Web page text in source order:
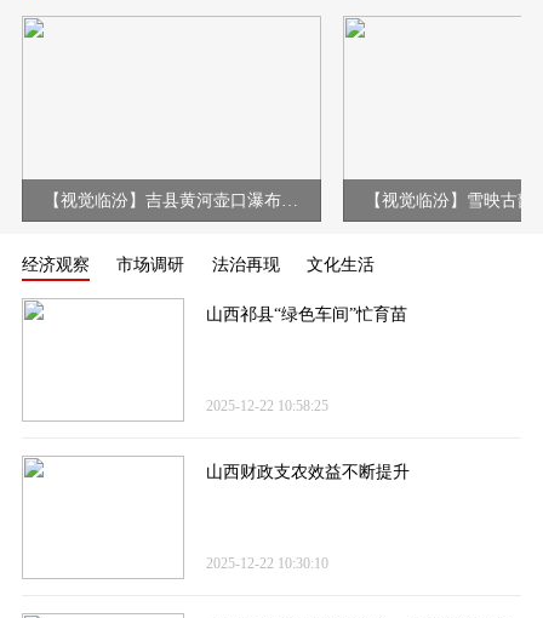
【视觉临汾】吉县黄河壶口瀑布现冰挂彩虹壮美景观
经济观察 市场调研 法治再现 文化生活
山西祁县“绿色车间”忙育苗
2025-12-22 10:58:25
山西财政支农效益不断提升
2025-12-22 10:30:10